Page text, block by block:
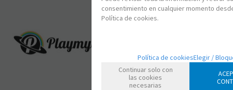
consentimiento en cualquier momento
Política de cookies.
Política de cookiesElegir /
Continuar solo con
las cookies
necesarias